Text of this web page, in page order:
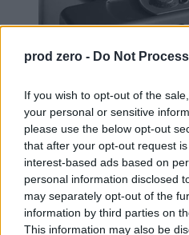
prod zero - Do Not
If you wish to opt-out of the
your personal or sensitive
please use the below opt-out
that after your opt-out request
interest-based ads based on
personal information disclosed
may separately opt-out of the
information by third parties on
This information may also be
Ranking europejskich
pierwszej dziesiątce
Wielka Brytania ma najlepszy
się na dziewiątym miejscu –
magazynu „L'Express”.
ekspertów z 25 krajów. W